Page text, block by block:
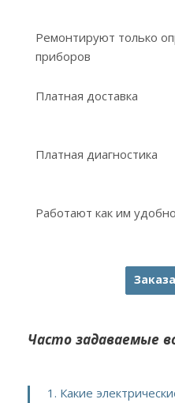
Ремонтируют только
приборов
Платная доставка
Платная диагностика
Работают как им удобно
Часто задаваемые
1. Какие